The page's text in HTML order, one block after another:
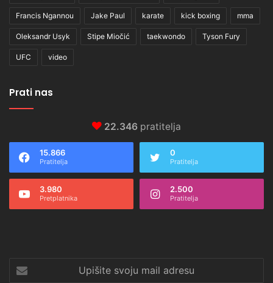
Francis Ngannou Jake Paul karate kick boxing mma
Oleksandr Usyk Stipe Miočić taekwondo Tyson Fury
UFC video
Prati nas
22.346 pratitelja
15.866
Pratitelja
0
Pratitelja
3.980
Pretplatnika
2.500
Pratitelja
svoju